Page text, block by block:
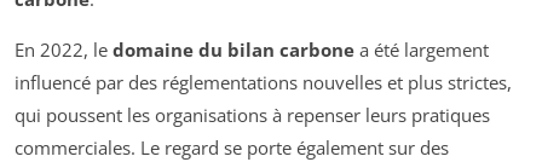
En 2022, le domaine du bilan carbone a été largement
influencé par des réglementations nouvelles et plus strictes,
qui poussent les organisations à repenser leurs pratiques
commerciales. Le regard se porte également sur des